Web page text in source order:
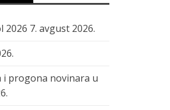
2026 7. avgust 2026.
i progona novinara u